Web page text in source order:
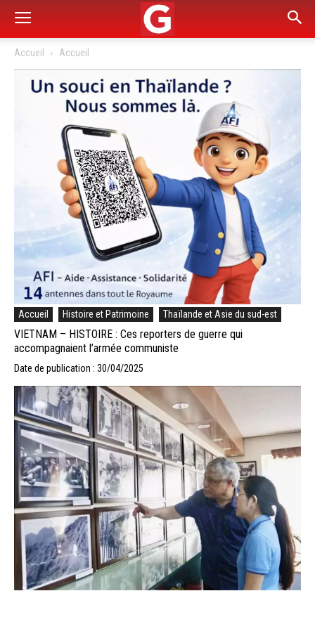
Accueil Accueil
Accueil Histoire et Patrimoine Thaïlande et Asie du sud-est
VIETNAM – HISTOIRE : Ces reporters de guerre qui
accompagnaient l’armée communiste
Date de publication : 30/04/2025